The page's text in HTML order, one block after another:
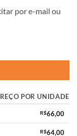
por e-mail ou
POR UNIDADE
R$66,00
R$64,00